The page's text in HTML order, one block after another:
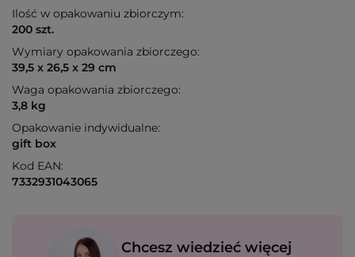
Ilość w opakowaniu zbiorczym:
200 szt.
Wymiary opakowania zbiorczego:
39,5 x 26,5 x 29 cm
Waga opakowania zbiorczego:
3,8 kg
Opakowanie indywidualne:
gift box
Kod EAN:
7332931043065
Chcesz wiedzieć więcej